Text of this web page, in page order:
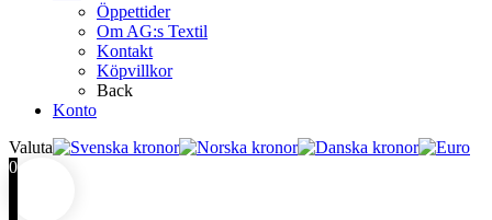
Öppettider
Om AG:s Textil
Kontakt
Köpvillkor
Back
Konto
Valuta
0